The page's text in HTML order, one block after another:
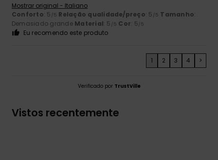
Mostrar original - Italiano
Conforto: 5 /5 Relação qualidade/preço: 5 /5 Tamanho:
Demasiado grande Material: 5 /5 Cor: 5/5
Eu recomendo este produto
1 2 3 4 >
Verificado por TrustVille
Vistos recentemente